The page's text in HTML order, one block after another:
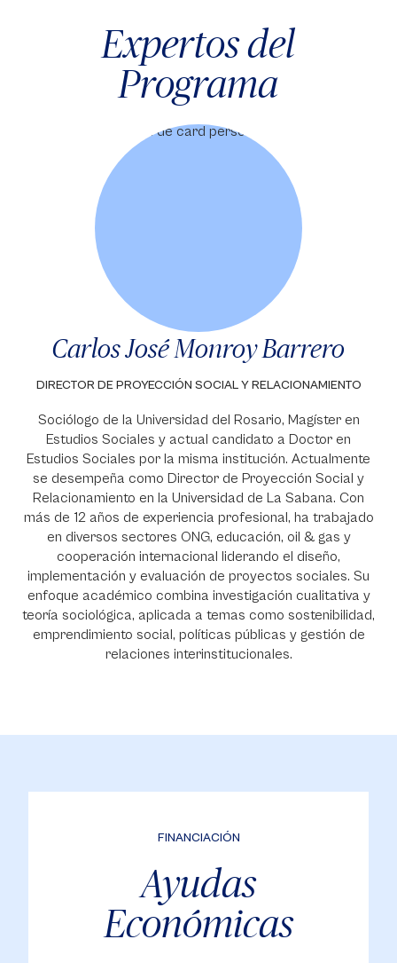
Expertos del
Programa
Carlos José Monroy Barrero
DIRECTOR DE PROYECCIÓN SOCIAL Y RELACIONAMIENTO
Sociólogo de la Universidad del Rosario, Magíster en
Estudios Sociales y actual candidato a Doctor en
Estudios Sociales por la misma institución. Actualmente
se desempeña como Director de Proyección Social y
Relacionamiento en la Universidad de La Sabana. Con
más de 12 años de experiencia profesional, ha trabajado
en diversos sectores ONG, educación, oil & gas y
cooperación internacional liderando el diseño,
implementación y evaluación de proyectos sociales. Su
enfoque académico combina investigación cualitativa y
teoría sociológica, aplicada a temas como sostenibilidad,
emprendimiento social, políticas públicas y gestión de
relaciones interinstitucionales.
FINANCIACIÓN
Ayudas
Económicas